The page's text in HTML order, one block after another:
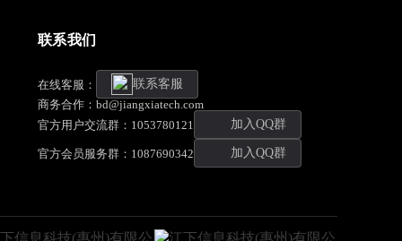
联系我们
在线客服：
联系客服
商务合作：bd@jiangxiatech.com
官方用户交流群：1053780121
加入QQ群
官方会员服务群：1087690342 加入QQ群